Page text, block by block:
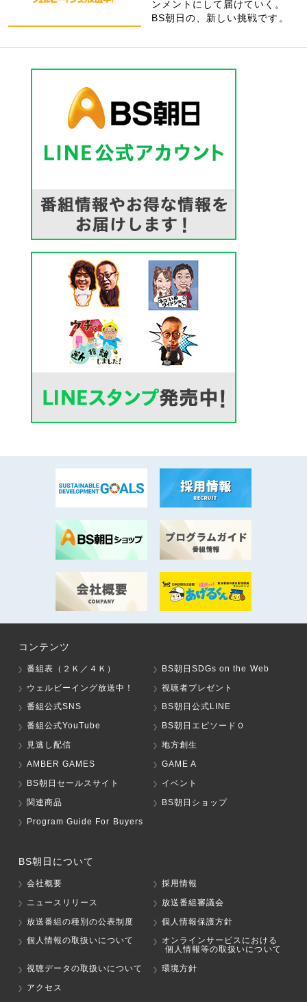
ンメントにして届けていく。
BS朝日の、新しい挑戦です。
コンテンツ
番組表（２Ｋ／４Ｋ）
BS朝日SDGs on the Web
ウェルビーイング放送中！
視聴者プレゼント
番組公式SNS
BS朝日公式LINE
番組公式YouTube
BS朝日エピソード０
見逃し配信
地方創生
AMBER GAMES
GAME A
BS朝日セールスサイト
イベント
関連商品
BS朝日ショップ
Program Guide For Buyers
BS朝日について
会社概要
採用情報
ニュースリリース
放送番組審議会
放送番組の種別の公表制度
個人情報保護方針
個人情報の取扱いについて
オンラインサービスにおける
個人情報等の取扱いについて
視聴データの取扱いについて
環境方針
アクセス